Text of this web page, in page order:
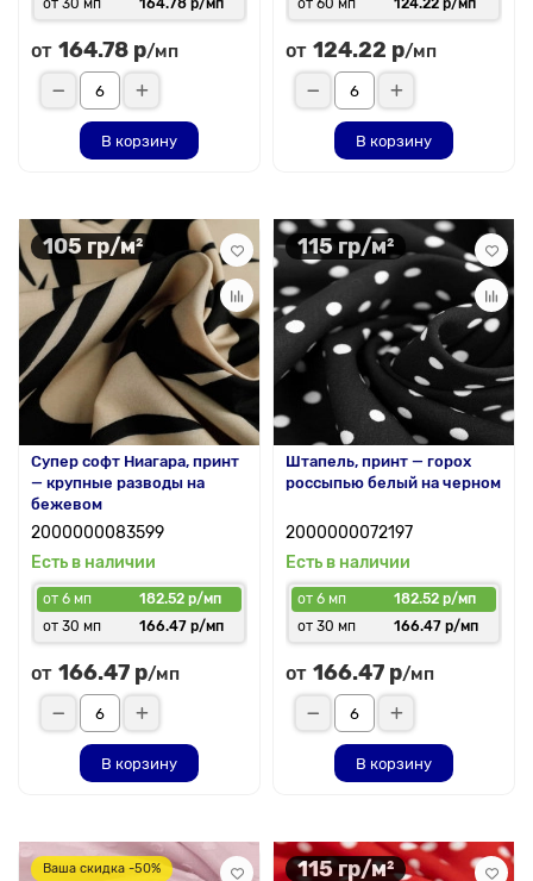
от 30 мп
164.78 р/мп
от 164.78 р/мп
В корзину
от 60 мп
124.22 р/мп
от 124.22 р/мп
В корзину
105 гр/м²
Супер софт Ниагара, принт
— крупные разводы на
бежевом
2000000083599
Есть в наличии
от 6 мп
182.52 р/мп
от 30 мп
166.47 р/мп
от 166.47 р/мп
В корзину
115 гр/м²
Штапель, принт — горох
россыпью белый на черном
2000000072197
Есть в наличии
от 6 мп
182.52 р/мп
от 30 мп
166.47 р/мп
от 166.47 р/мп
В корзину
Ваша скидка -50% 115 гр/м²